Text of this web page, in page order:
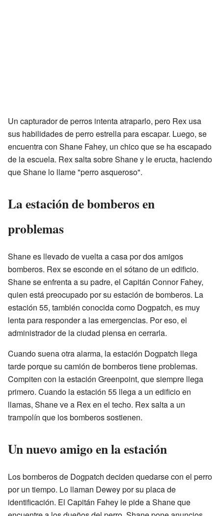
Un capturador de perros intenta atraparlo, pero Rex usa
sus habilidades de perro estrella para escapar. Luego, se
encuentra con Shane Fahey, un chico que se ha escapado
de la escuela. Rex salta sobre Shane y le eructa, haciendo
que Shane lo llame "perro asqueroso".
La estación de bomberos en
problemas
Shane es llevado de vuelta a casa por dos amigos
bomberos. Rex se esconde en el sótano de un edificio.
Shane se enfrenta a su padre, el Capitán Connor Fahey,
quien está preocupado por su estación de bomberos. La
estación 55, también conocida como Dogpatch, es muy
lenta para responder a las emergencias. Por eso, el
administrador de la ciudad piensa en cerrarla.
Cuando suena otra alarma, la estación Dogpatch llega
tarde porque su camión de bomberos tiene problemas.
Compiten con la estación Greenpoint, que siempre llega
primero. Cuando la estación 55 llega a un edificio en
llamas, Shane ve a Rex en el techo. Rex salta a un
trampolín que los bomberos sostienen.
Un nuevo amigo en la estación
Los bomberos de Dogpatch deciden quedarse con el perro
por un tiempo. Lo llaman Dewey por su placa de
identificación. El Capitán Fahey le pide a Shane que